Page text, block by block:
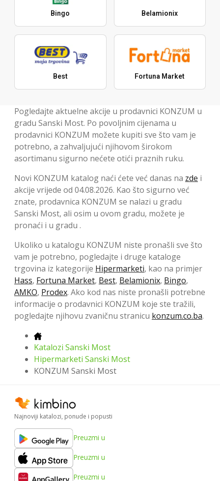
Bingo Belamionix
Best Fortuna Market
Pogledajte aktuelne akcije u prodavnici KONZUM u
gradu Sanski Most. Po povoljnim cijenama u
prodavnici KONZUM možete kupiti sve što vam je
potrebno, a zahvaljujući njihovom širokom
asortimanu sigurno nećete otići praznih ruku.
Novi KONZUM katalog naći ćete već danas na zde i
akcije vrijede od 04.08.2026. Kao što sigurno već
znate, prodavnica KONZUM se nalazi u gradu
Sanski Most, ali osim u ovom gradu, možete je
pronaći i u gradu .
Ukoliko u katalogu KONZUM niste pronašli sve što
vam je potrebno, pogledajte i druge kataloge
trgovina iz kategorije Hipermarketi, kao na primjer
Hass, Fortuna Market, Best, Belamionix, Bingo,
AMKO, Prodex. Ako kod nas niste pronašli potrebne
informacije o prodavnici KONZUM koje ste tražili,
pogledajte njihovu zvaničnu stranicu konzum.co.ba.
Katalozi Sanski Most
Hipermarketi Sanski Most
KONZUM Sanski Most
Najnoviji katalozi, ponude i popusti
Preuzmi u
Preuzmi u
Preuzmi u